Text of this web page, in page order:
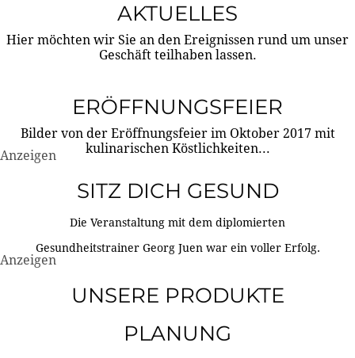
AKTUELLES
Hier möchten wir Sie an den Ereignissen rund um unser
Geschäft teilhaben lassen.
ERÖFFNUNGSFEIER
Bilder von der Eröffnungsfeier im Oktober 2017 mit
kulinarischen Köstlichkeiten...
Anzeigen
SITZ DICH GESUND
Die Veranstaltung mit dem diplomierten
Gesundheitstrainer Georg Juen war ein voller Erfolg.
Anzeigen
UNSERE PRODUKTE
PLANUNG